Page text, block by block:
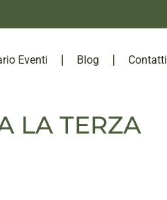
Eventi Blog Contatti
LA TERZA